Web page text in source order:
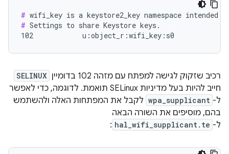
#
# Settings to share Keystore keys.
102            u:object_r:wifi_key:s0
רכיב שזקוק לגישה למפתח עם מזהה 102 בדומיין SELINUX
חייב להיות בעל מדיניות SELinux תואמת. לדוגמה, כדי לאפשר
ל- wpa_supplicant לקבל את המפתחות האלה ולהשתמש
בהם, מוסיפים את השורה הבאה
ל- hal_wifi_supplicant.te
: